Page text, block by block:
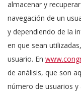
almacenar y
navegación de un
y dependiendo de la
en que sean
usuario. En
de análisis, que son
número de usuarios y